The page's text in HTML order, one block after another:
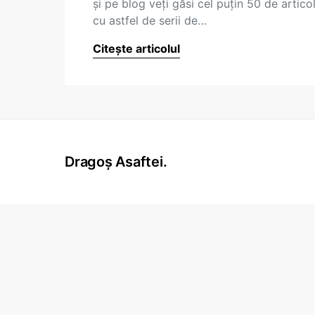
și pe blog veți găsi cel puțin 50 de
cu astfel de serii de…
Citește articolul
Dragoș Asaftei.